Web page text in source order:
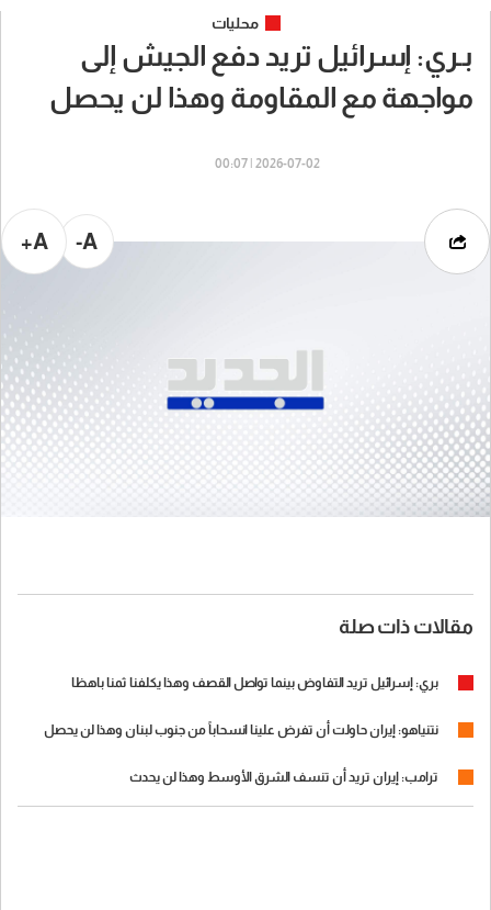
محليات
بـري: إسرائيل تريد دفع الجيش إلى
مواجهة مع المقاومة وهذا لن يحصل
2026-07-02 | 00:07
A-
A+
مقالات ذات صلة
بري: إسرائيل تريد التفاوض بينما تواصل القصف وهذا يكلفنا ثمنا باهظا
نتنياهو: إيران حاولت أن تفرض علينا انسحاباً من جنوب لبنان وهذا لن يحصل
ترامب: إيران تريد أن تنسف الشرق الأوسط وهذا لن يحدث